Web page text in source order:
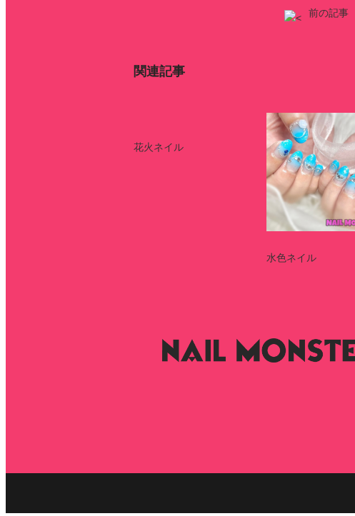
前の記事
関連記事
花火ネイル
水色ネイル